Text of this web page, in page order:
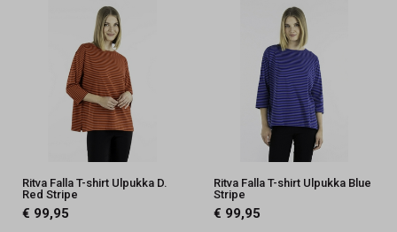
Ritva Falla T-shirt Ulpukka D.
Red Stripe
€ 99,95
Ritva Falla T-shirt Ulpukka Blue
Stripe
€ 99,95